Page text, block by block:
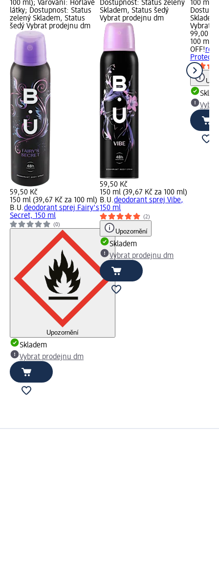
100 ml); Varování: Hořlavé
látky; Dostupnost: Status
zelený Skladem, Status
šedý Vybrat prodejnu dm
59,50 Kč
150 ml (39,67 Kč za 100 ml)
B.U.deodorant sprej Fairy's
Secret, 150 ml
(0)
Upozornění
Skladem
Vybrat prodejnu dm
Dostupnost: Status zelený
Skladem, Status šedý
Vybrat prodejnu dm
59,50 Kč
150 ml (39,67 Kč za 100 ml)
B.U.deodorant sprej Vibe,
150 ml
(2)
Upozornění
Skladem
Vybrat prodejnu dm
100 ml
Vybrat
99,00 Kč
100 ml
OFF!
Protect,